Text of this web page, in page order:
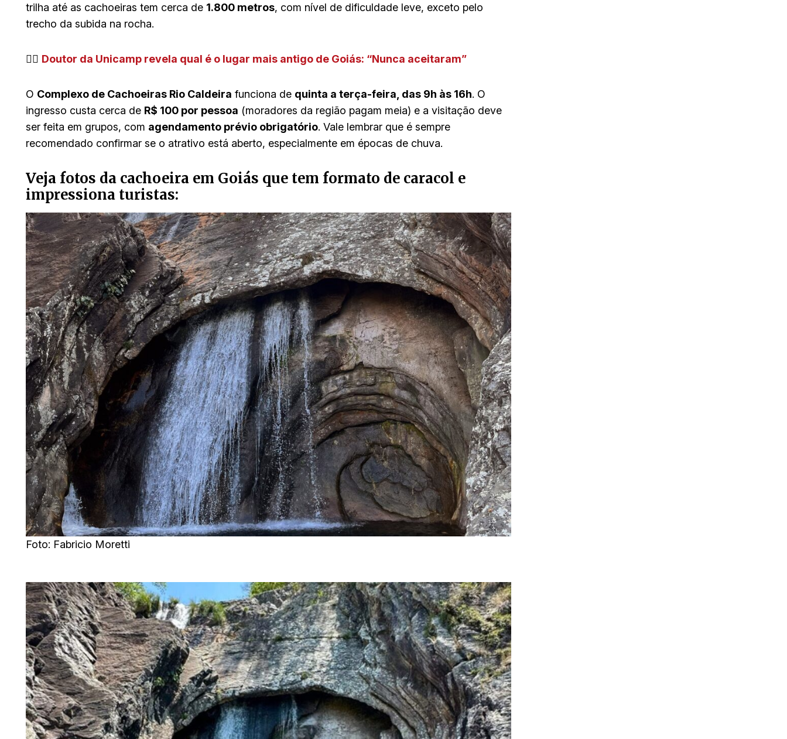
trilha até as cachoeiras tem cerca de 1.800 metros, com nível de dificuldade leve, exceto pelo
trecho da subida na rocha.
👉🏻 Doutor da Unicamp revela qual é o lugar mais antigo de Goiás: “Nunca aceitaram”
O Complexo de Cachoeiras Rio Caldeira funciona de quinta a terça-feira, das 9h às 16h. O
ingresso custa cerca de R$ 100 por pessoa (moradores da região pagam meia) e a visitação deve
ser feita em grupos, com agendamento prévio obrigatório. Vale lembrar que é sempre
recomendado confirmar se o atrativo está aberto, especialmente em épocas de chuva.
Veja fotos da cachoeira em Goiás que tem formato de caracol e
impressiona turistas:
Foto: Fabricio Moretti